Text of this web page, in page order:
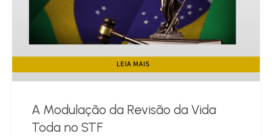
A Modulação da Revisão da Vida
Toda no STF